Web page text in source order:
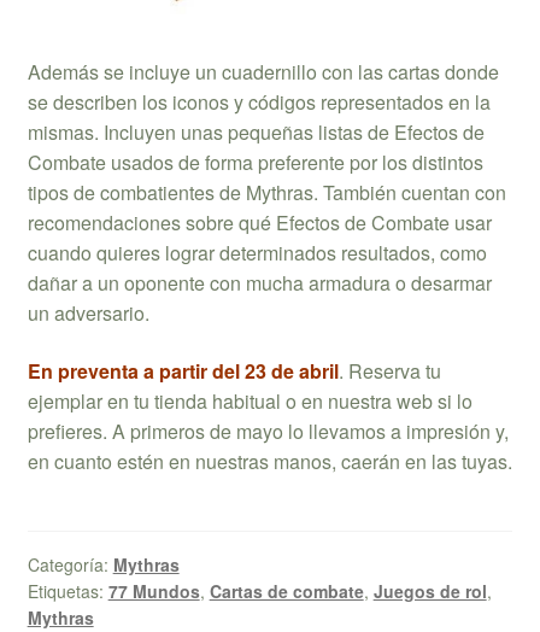
Además se incluye un cuadernillo con las cartas donde
se describen los iconos y códigos representados en la
mismas. Incluyen unas pequeñas listas de Efectos de
Combate usados de forma preferente por los distintos
tipos de combatientes de Mythras. También cuentan con
recomendaciones sobre qué Efectos de Combate usar
cuando quieres lograr determinados resultados, como
dañar a un oponente con mucha armadura o desarmar
un adversario.
En preventa a partir del 23 de abril. Reserva tu
ejemplar en tu tienda habitual o en nuestra web si lo
prefieres. A primeros de mayo lo llevamos a impresión y,
en cuanto estén en nuestras manos, caerán en las tuyas.
Categoría: Mythras
Etiquetas: 77 Mundos, Cartas de combate, Juegos de rol,
Mythras